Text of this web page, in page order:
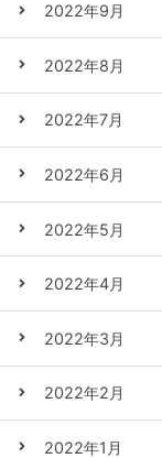
2022年9月
2022年8月
2022年7月
2022年6月
2022年5月
2022年4月
2022年3月
2022年2月
2022年1月